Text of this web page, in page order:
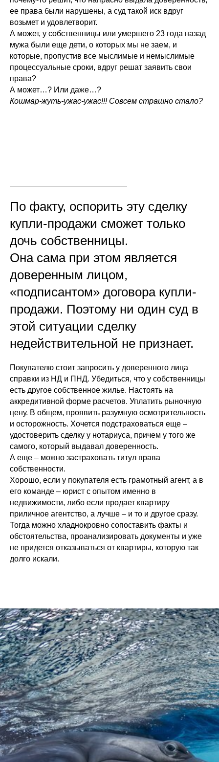
ее права были нарушены, а суд такой иск вдруг
возьмет и удовлетворит.
А может, у собственницы или умершего 23 года назад
мужа были еще дети, о которых мы не заем, и
которые, пропустив все мыслимые и немыслимые
процессуальные сроки, вдруг решат заявить свои
права?
А может…? Или даже…?
Кошмар-жуть-ужас-ужас!!! Совсем страшно стало?
По факту, оспорить эту сделку
купли-продажи сможет только
дочь собственницы.
Она сама при этом является
доверенным лицом,
«подписантом» договора купли-
продажи. Поэтому ни один суд в
этой ситуации сделку
недействительной не признает.
Покупателю стоит запросить у доверенного лица
справки из НД и ПНД. Убедиться, что у собственницы
есть другое собственное жилье. Настоять на
аккредитивной форме расчетов. Уплатить рыночную
цену. В общем, проявить разумную осмотрительность
и осторожность. Хочется подстраховаться еще –
удостоверить сделку у нотариуса, причем у того же
самого, который выдавал доверенность.
А еще – можно застраховать титул права
собственности.
Хорошо, если у покупателя есть грамотный агент, а в
его команде – юрист с опытом именно в
недвижимости, либо если продает квартиру
приличное агентство, а лучше – и то и другое сразу.
Тогда можно хладнокровно сопоставить факты и
обстоятельства, проанализировать документы и уже
не придется отказываться от квартиры, которую так
долго искали.